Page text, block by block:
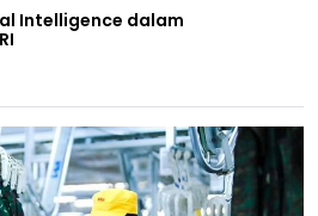
Intelligence dalam